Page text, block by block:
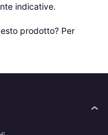
indicative.
prodotto? Per